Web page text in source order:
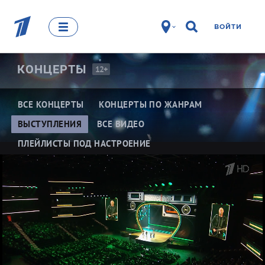
ВОЙТИ
КОНЦЕРТЫ 12+
ВСЕ КОНЦЕРТЫ
КОНЦЕРТЫ ПО ЖАНРАМ
ВЫСТУПЛЕНИЯ
ВСЕ ВИДЕО
ПЛЕЙЛИСТЫ ПОД НАСТРОЕНИЕ